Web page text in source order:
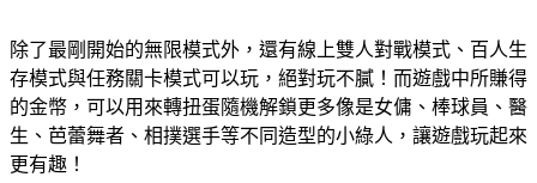
除了最剛開始的無限模式外，還有線上雙人對戰模式、百人生
存模式與任務關卡模式可以玩，絕對玩不膩！而遊戲中所賺得
的金幣，可以用來轉扭蛋隨機解鎖更多像是女傭、棒球員、醫
生、芭蕾舞者、相撲選手等不同造型的小綠人，讓遊戲玩起來
更有趣！